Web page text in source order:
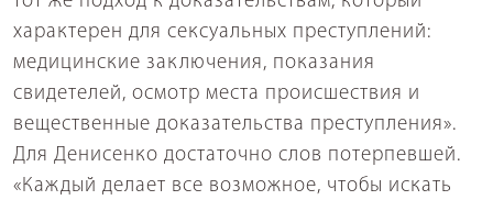
характерен для сексуальных преступлений:
медицинские заключения, показания
свидетелей, осмотр места происшествия и
вещественные доказательства преступления».
Для Денисенко достаточно слов потерпевшей.
«Каждый делает все возможное, чтобы искать